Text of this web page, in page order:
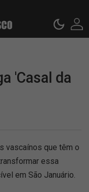
'Casal da
vascaínos que têm o
essa
em São Januário.